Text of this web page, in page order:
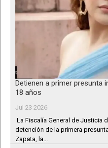
Detienen a primer presunta
18 años
Jul 23 2026
La Fiscalía General de Justicia
detención de la primera
Zapata, la...